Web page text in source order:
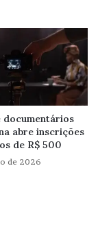
documentários
abre inscrições
de R$ 500
de 2026